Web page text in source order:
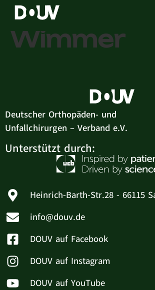
Dr. med.
Wimmer
Deutscher Orthopäden- und
Unfallchirurgen – Verband e.V.
Unterstützt durch:
Heinrich-Barth-Str.28 - 66115
info@douv.de
DOUV auf Facebook
DOUV auf Instagram
DOUV auf YouTube